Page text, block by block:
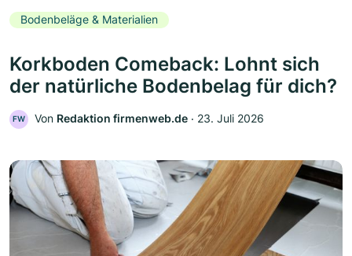
Bodenbeläge & Materialien
Korkboden Comeback: Lohnt sich
der natürliche Bodenbelag für dich?
FW Von Redaktion firmenweb.de ‧ 23. Juli 2026